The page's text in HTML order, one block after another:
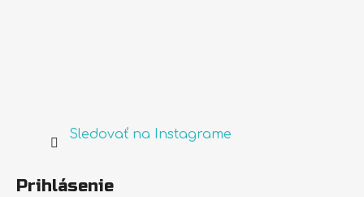
Sledovať na Instagrame
Prihlásenie